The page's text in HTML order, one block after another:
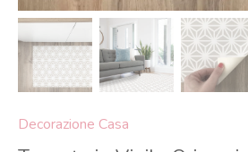
Decorazione Casa